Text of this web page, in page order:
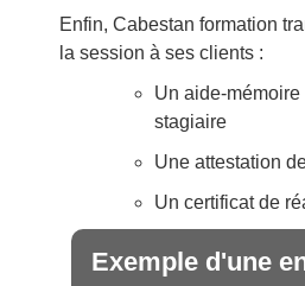
Enfin, Cabestan formation
la session à ses clients :
Un aide-
stagiaire
Une attestation
Un certificat de
Exemple d'une